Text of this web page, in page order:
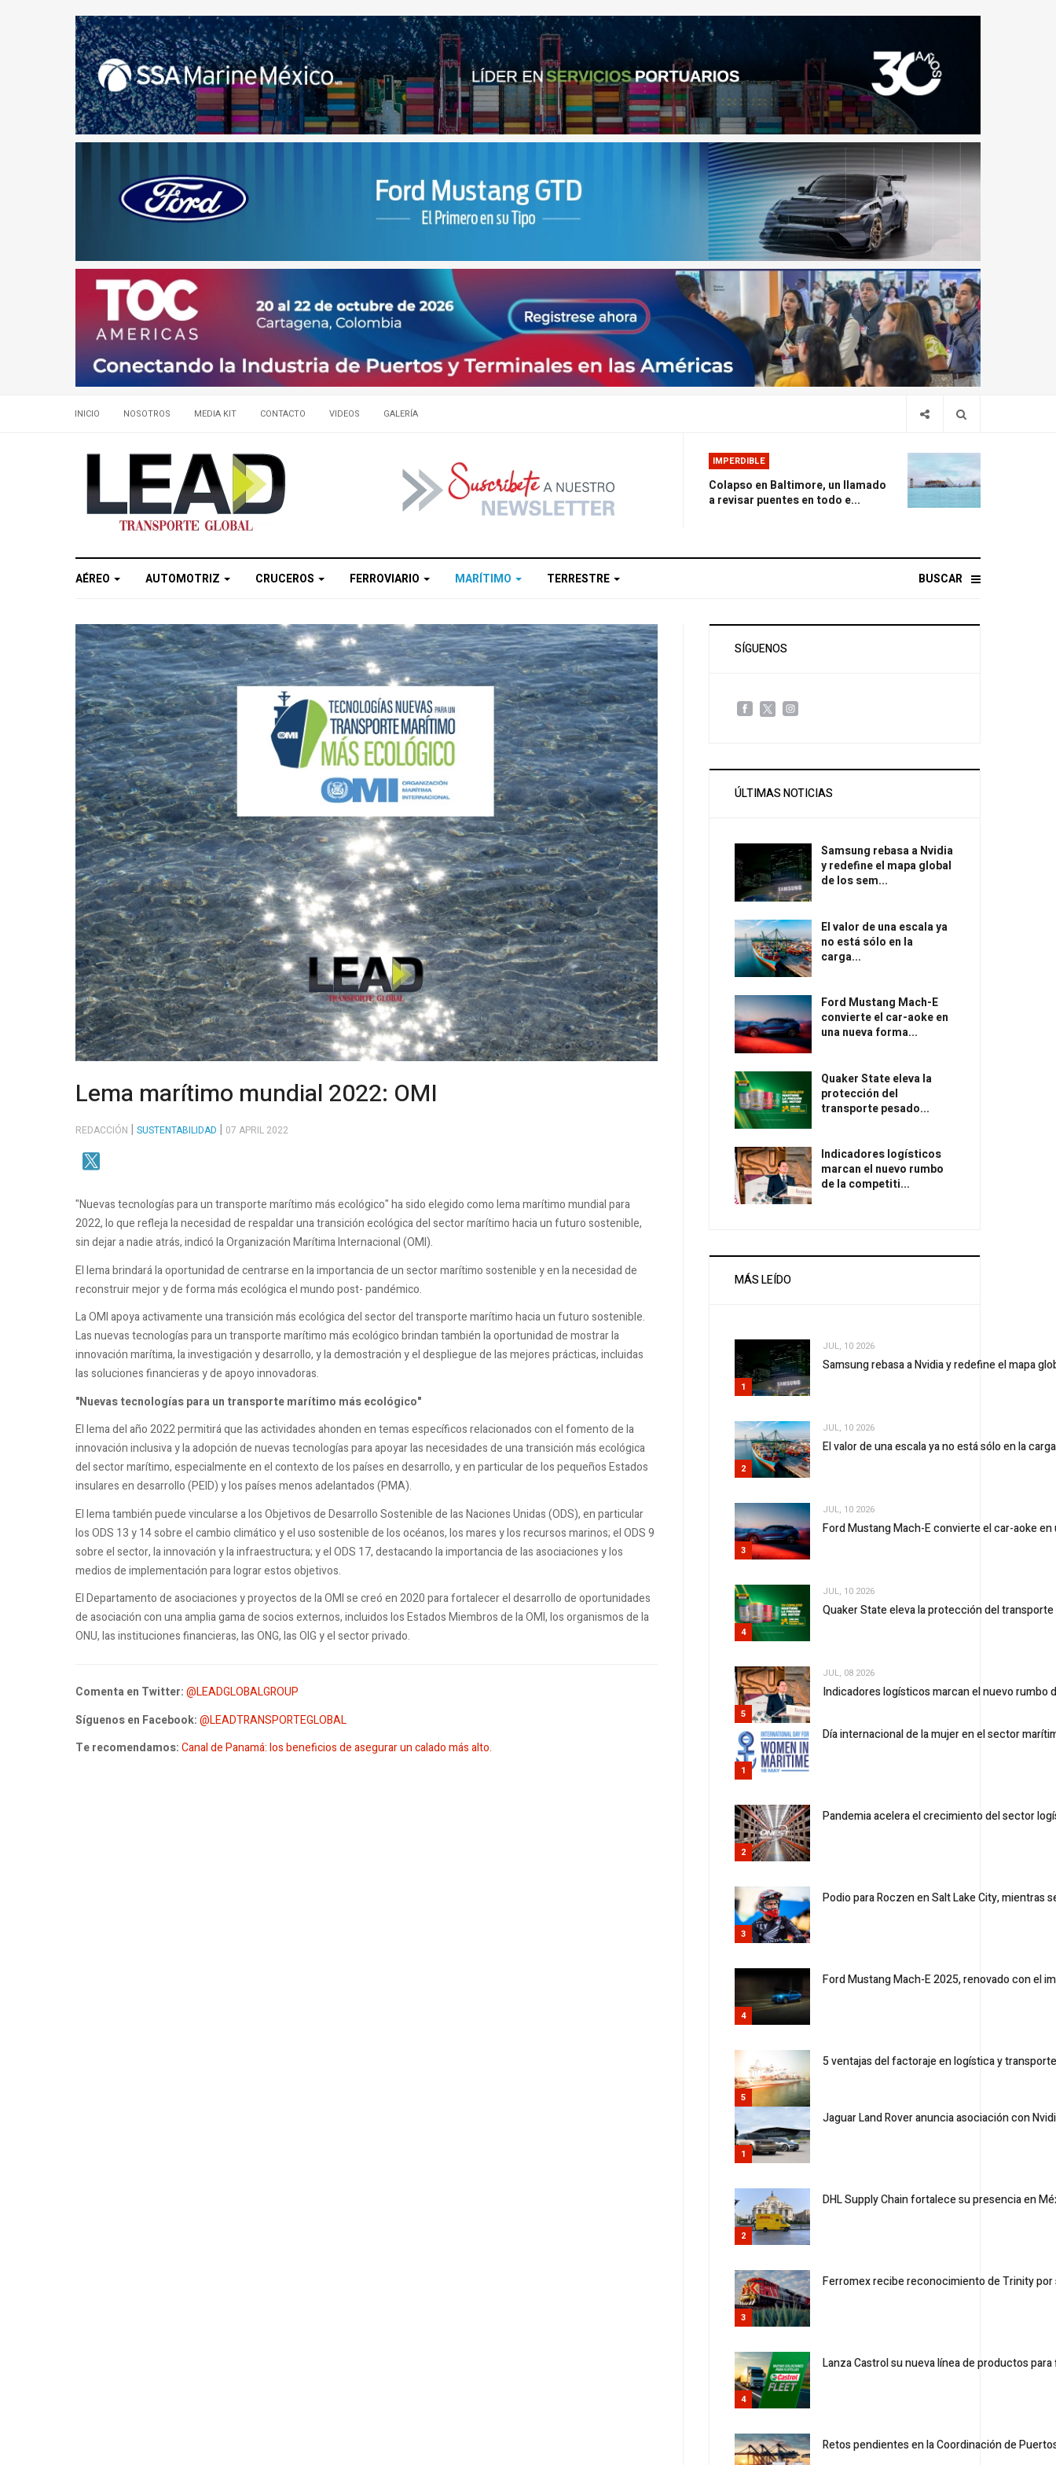
INICIO NOSOTROS MEDIA KIT CONTACTO VIDEOS GALERÍA
IMPERDIBLE
Colapso en Baltimore, un llamado
a revisar puentes en todo e...
AÉREO AUTOMOTRIZ CRUCEROS FERROVIARIO MARÍTIMO TERRESTRE BUSCAR
Lema marítimo mundial 2022: OMI
REDACCIÓN SUSTENTABILIDAD 07 APRIL 2022
"Nuevas tecnologías para un transporte marítimo más ecológico" ha sido elegido como lema marítimo mundial para
2022, lo que refleja la necesidad de respaldar una transición ecológica del sector marítimo hacia un futuro sostenible,
sin dejar a nadie atrás, indicó la Organización Marítima Internacional (OMI).
El lema brindará la oportunidad de centrarse en la importancia de un sector marítimo sostenible y en la necesidad de
reconstruir mejor y de forma más ecológica el mundo post- pandémico.
La OMI apoya activamente una transición más ecológica del sector del transporte marítimo hacia un futuro sostenible.
Las nuevas tecnologías para un transporte marítimo más ecológico brindan también la oportunidad de mostrar la
innovación marítima, la investigación y desarrollo, y la demostración y el despliegue de las mejores prácticas, incluidas
las soluciones financieras y de apoyo innovadoras.
"Nuevas tecnologías para un transporte marítimo más ecológico"
El lema del año 2022 permitirá que las actividades ahonden en temas específicos relacionados con el fomento de la
innovación inclusiva y la adopción de nuevas tecnologías para apoyar las necesidades de una transición más ecológica
del sector marítimo, especialmente en el contexto de los países en desarrollo, y en particular de los pequeños Estados
insulares en desarrollo (PEID) y los países menos adelantados (PMA).
El lema también puede vincularse a los Objetivos de Desarrollo Sostenible de las Naciones Unidas (ODS), en particular
los ODS 13 y 14 sobre el cambio climático y el uso sostenible de los océanos, los mares y los recursos marinos; el ODS 9
sobre el sector, la innovación y la infraestructura; y el ODS 17, destacando la importancia de las asociaciones y los
medios de implementación para lograr estos objetivos.
El Departamento de asociaciones y proyectos de la OMI se creó en 2020 para fortalecer el desarrollo de oportunidades
de asociación con una amplia gama de socios externos, incluidos los Estados Miembros de la OMI, los organismos de la
ONU, las instituciones financieras, las ONG, las OIG y el sector privado.
Comenta en Twitter:@LEADGLOBALGROUP
Síguenos en Facebook:@LEADTRANSPORTEGLOBAL
Te recomendamos:Canal de Panamá: los beneficios de asegurar un calado más alto.
SÍGUENOS
ÚLTIMAS NOTICIAS
Samsung rebasa a Nvidia
y redefine el mapa global
de los sem...
El valor de una escala ya
no está sólo en la
carga...
Ford Mustang Mach-E
convierte el car-aoke en
una nueva forma...
Quaker State eleva la
protección del
transporte pesado...
Indicadores logísticos
marcan el nuevo rumbo
de la competiti...
MÁS LEÍDO
1
JUL, 10 2026
Samsung rebasa a Nvidia y redefine el mapa
2
JUL, 10 2026
El valor de una escala ya no está sólo en la carga
3
JUL, 10 2026
Ford Mustang Mach-E convierte el car-aoke
4
JUL, 10 2026
Quaker State eleva la protección del
5
JUL, 08 2026
Indicadores logísticos marcan el nuevo rumbo
1
Día internacional de la mujer en el sector
2
Pandemia acelera el crecimiento del sector
3
Podio para Roczen en Salt Lake City, mientras
4
Ford Mustang Mach-E 2025, renovado con el
5
5 ventajas del factoraje en logística y
1
Jaguar Land Rover anuncia asociación con
2
DHL Supply Chain fortalece su presencia en
3
Ferromex recibe reconocimiento de Trinity
4
Lanza Castrol su nueva línea de productos
Retos pendientes en la Coordinación de